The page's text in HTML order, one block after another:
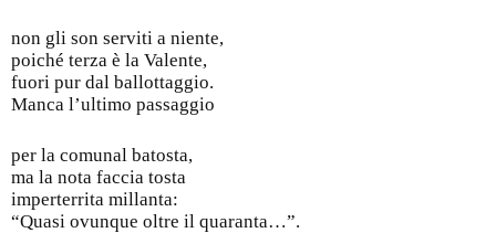
non gli son serviti a niente,
poiché terza è la Valente,
fuori pur dal ballottaggio.
Manca l’ultimo passaggio
per la comunal batosta,
ma la nota faccia tosta
imperterrita millanta:
“Quasi ovunque oltre il quaranta…”.